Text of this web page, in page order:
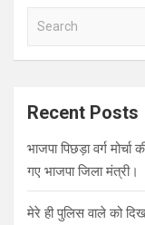
a
c
Recent Posts
भाजपा पिछड़ा वर्ग मोर्चा
गए भाजपा जिला मंत्री।
मेरे ही पुलिस वाले को